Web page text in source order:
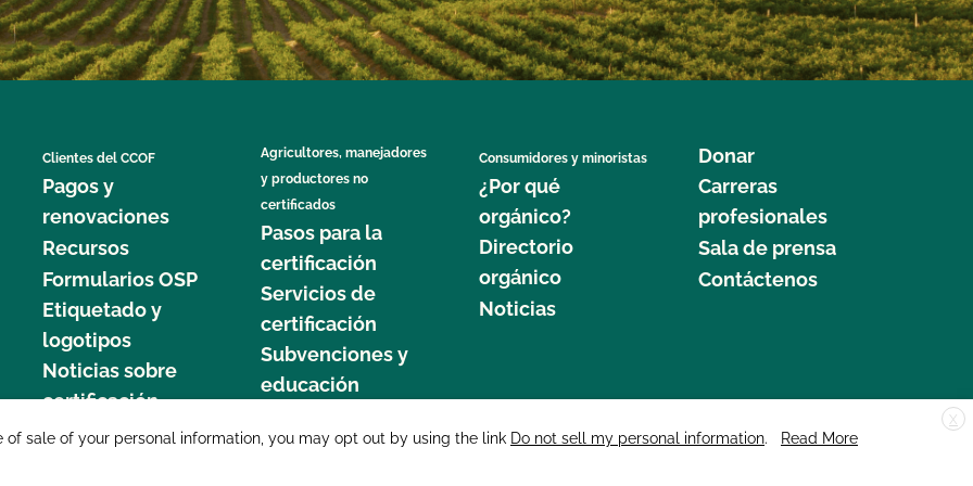
Clientes del CCOF
Pagos y
renovaciones
Recursos
Formularios OSP
Etiquetado y
logotipos
Noticias sobre
certificación
Agricultores, manejadores
y productores no
certificados
Pasos para la
certificación
Servicios de
certificación
Subvenciones y
educación
Consumidores y minoristas
¿Por qué
orgánico?
Directorio
orgánico
Noticias
Donar
Carreras
profesionales
Sala de prensa
Contáctenos
877 Cedar Street, Suite 248, Santa Cruz, CA 95060 © 2025 CCOF.org
X
sale of your personal information, you may opt out by using the link Do not sell my personal information.
Read More